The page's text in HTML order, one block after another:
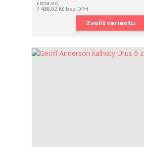
cena od
7 438,02 Kč bez DPH
Zvolit variantu